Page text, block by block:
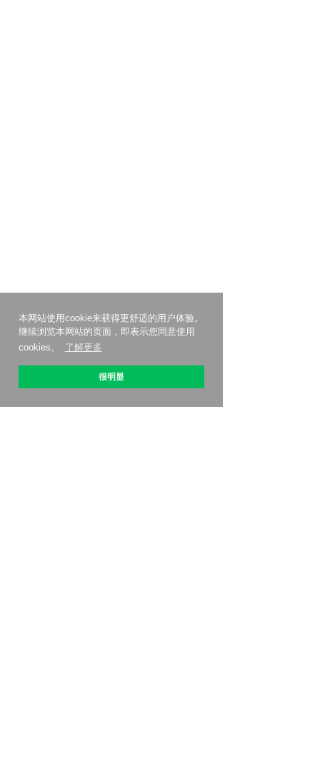
本网站使用cookie来获得更舒适的用户体验。
继续浏览本网站的页面，即表示您同意使用
cookies。
了解更多
很明显